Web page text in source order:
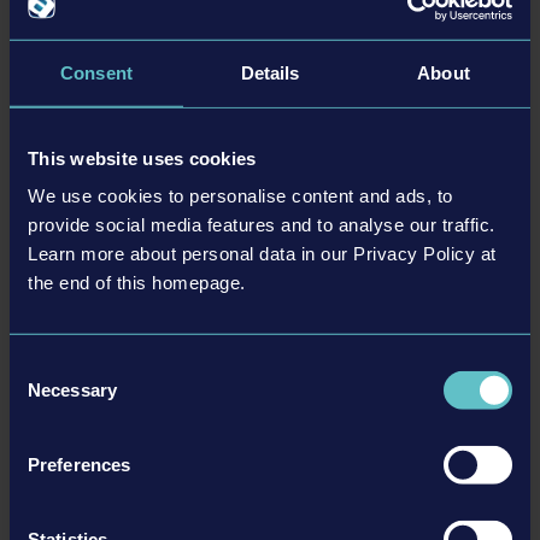
Consent Details About
This website uses cookies
We use cookies to personalise content and ads, to
provide social media features and to analyse our traffic.
Learn more about personal data in our Privacy Policy at
the end of this homepage.
Selection
Necessary
Preferences
СОДЕРЖИМОЕ: Основная игра, Highway Patrol
Expansion и набор Garage Bundle
ОТКРЫТЫЙ ИГРОВОЙ МИР: 3 городских участка,
ИГРАЙТЕ ПО-СВОЕМУ: казуальный режим и симуляция
ПАТРУЛИРУЙТЕ в режиме одиночной или
кооперативной игры
РАЗНООБРАЗНЫЕ задания и обязанности
СИСТЕМА ПОСТЕПЕННОГО открытия участков, машин,